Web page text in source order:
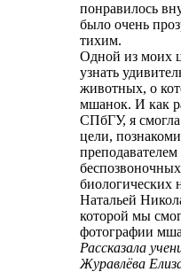
понравилось
было очень
тихим.
Одной из моих
узнать
животных, о
мшанок. И как
СПбГУ, я смогла
цели,
биологических
Натальей
которой мы
фотографии
Рассказала
Журавлёва